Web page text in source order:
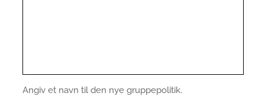
Angiv et navn til den nye gruppepolitik.